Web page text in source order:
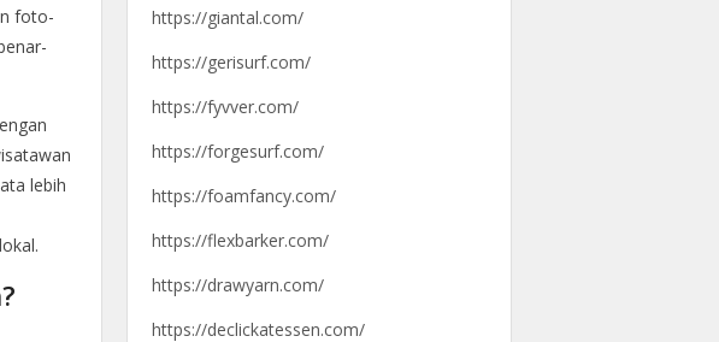
foto-
lebih
https://giantal.com/
https://gerisurf.com/
https://fyvver.com/
https://forgesurf.com/
https://foamfancy.com/
https://flexbarker.com/
https://drawyarn.com/
https://declickatessen.com/